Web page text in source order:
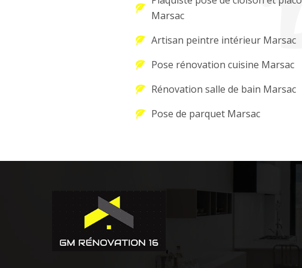
Marsac
Artisan peintre intérieur Marsac
Pose rénovation cuisine Marsac
Rénovation salle de bain Marsac
Pose de parquet Marsac